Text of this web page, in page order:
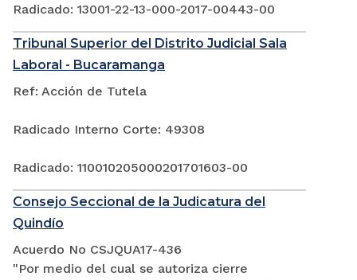
Radicado: 13001-22-13-000-2017-00443-00
Tribunal Superior del Distrito Judicial Sala
Laboral - Bucaramanga
Ref: Acción de Tutela
Radicado Interno Corte: 49308
Radicado: 110010205000201701603-00
Consejo Seccional de la Judicatura del
Quindío
Acuerdo No CSJQUA17-436
"Por medio del cual se autoriza cierre